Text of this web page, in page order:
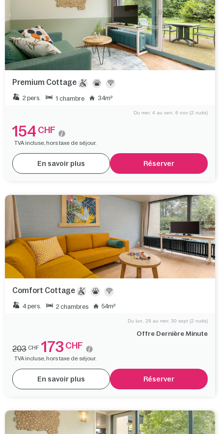
Premium Cottage
2 pers. 1 chambre 34m²
Du mer. 4 au ven. 6 nov (2 nuits)
154 CHF
TVA incluse, hors taxe de séjour.
En savoir plus Réserver
Comfort Cottage
4 pers. 2 chambres 54m²
Offre Dernière Minute
Du lun. 28 au mer. 30 sept (2 nuits)
203 CHF 173 CHF
TVA incluse, hors taxe de séjour.
En savoir plus Réserver